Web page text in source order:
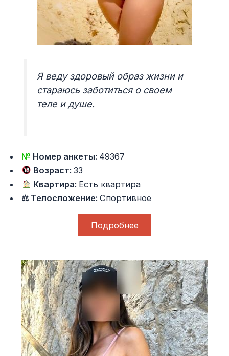
Я веду здоровый образ жизни и
стараюсь заботиться о своем
теле и душе.
№ Номер анкеты: 49367
Возраст:33
Квартира: Есть квартира
⚖ Телосложение:Спортивное
Подробнее